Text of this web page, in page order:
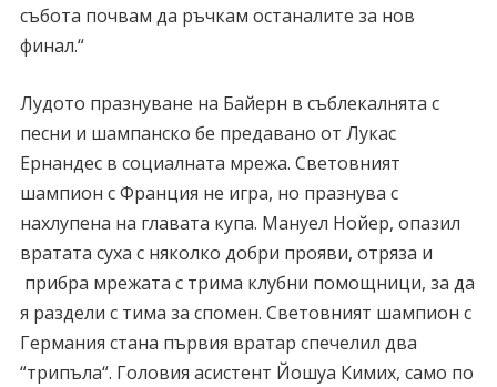
събота почвам да ръчкам останалите за нов
финал.“
Лудото празнуване на Байерн в съблекалнята с
песни и шампанско бе предавано от Лукас
Ернандес в социалната мрежа. Световният
шампион с Франция не игра, но празнува с
нахлупена на главата купа. Мануел Нойер, опазил
вратата суха с няколко добри прояви, отряза и
прибра мрежата с трима клубни помощници, за да
я раздели с тима за спомен. Световният шампион с
Германия стана първия вратар спечелил два
“трипъла“. Головия асистент Йошуа Кимих, само по